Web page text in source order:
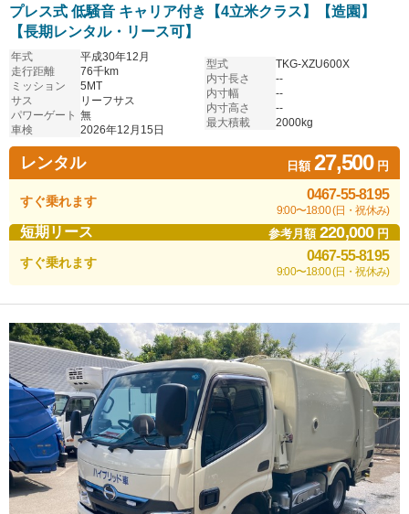
プレス式 低騒音 キャリア付き【4立米クラス】【造園】
【長期レンタル・リース可】
年式
平成30年12月
走行距離
76千km
ミッション
5MT
サス
リーフサス
パワーゲート 無
車検
2026年12月15日
型式
TKG-XZU600X
内寸長さ
--
内寸幅
--
内寸高さ
--
最大積載
2000kg
レンタル 日額27,500円
すぐ乗れます 0467-55-8195
9:00〜18:00 (日・祝休み)
短期リース 参考月額220,000円
すぐ乗れます 0467-55-8195
9:00〜18:00 (日・祝休み)